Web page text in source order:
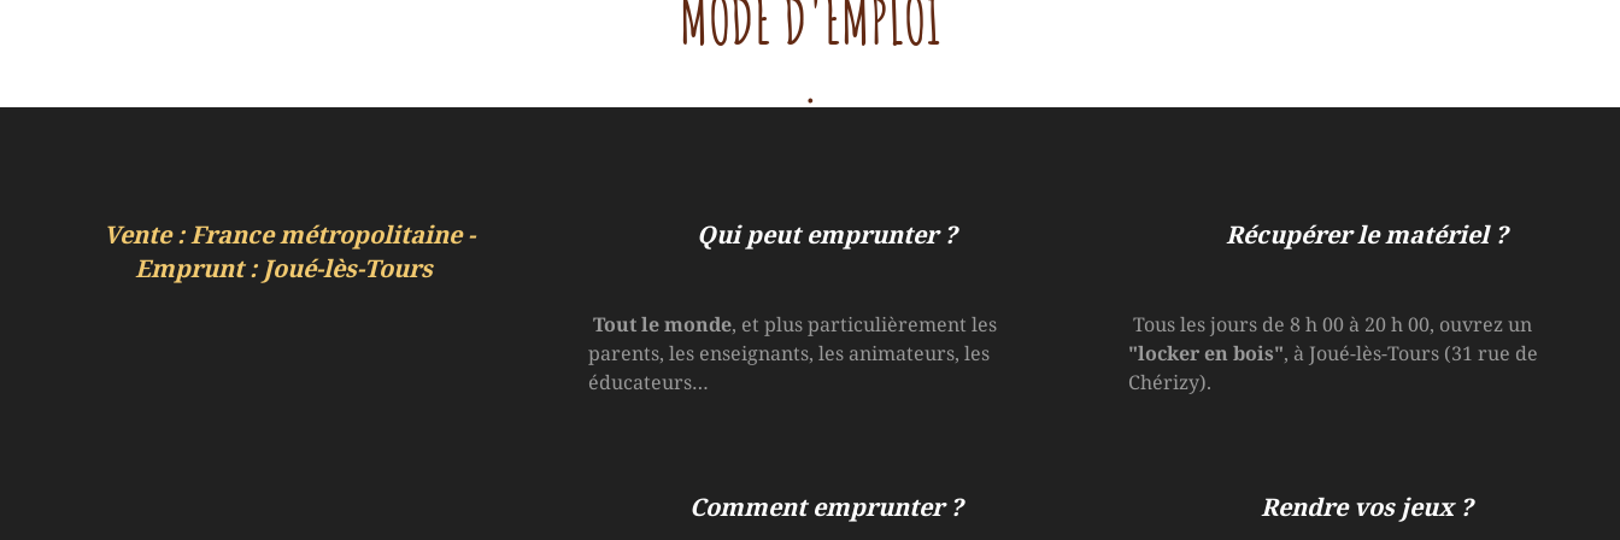
MODE D'EMPLOI
.
Vente : France métropolitaine -
Emprunt : Joué-lès-Tours
Qui peut emprunter ?
Tout le monde, et plus particulièrement les
parents, les enseignants, les animateurs, les
éducateurs…
Comment emprunter ?
Récupérer le matériel ?
Tous les jours de 8 h 00 à 20 h 00, ouvrez un
"locker en bois", à Joué-lès-Tours (31 rue de
Chérizy).
Rendre vos jeux ?